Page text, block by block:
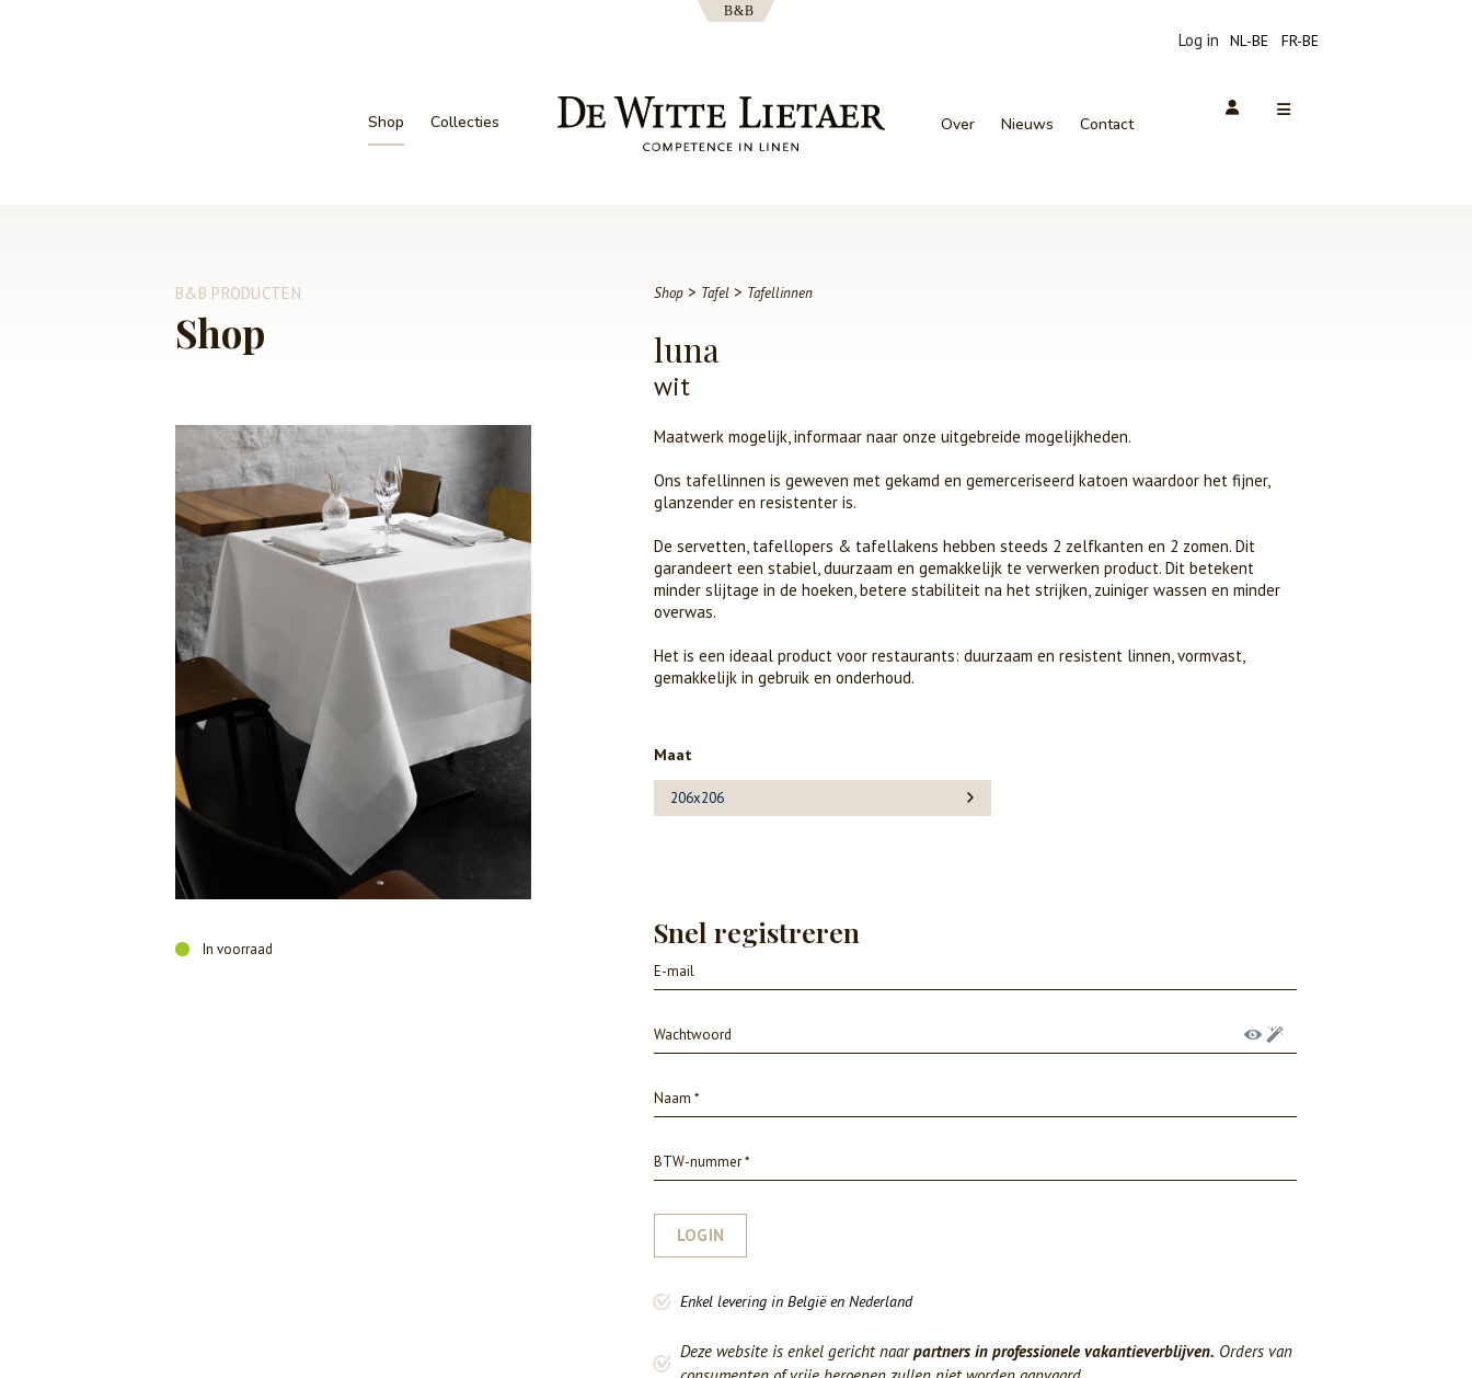
Shop Collecties
Log in NL-BE FR-BE
Over Nieuws Contact
B&B PRODUCTEN
Shop
In voorraad
Shop> Tafel> Tafellinnen
luna
wit
Maatwerk mogelijk, informaar naar onze uitgebreide mogelijkheden.
Ons tafellinnen is geweven met gekamd en gemerceriseerd katoen waardoor het fijner,
glanzender en resistenter is.
De servetten, tafellopers & tafellakens hebben steeds 2 zelfkanten en 2 zomen. Dit
garandeert een stabiel, duurzaam en gemakkelijk te verwerken product. Dit betekent
minder slijtage in de hoeken, betere stabiliteit na het strijken, zuiniger wassen en minder
overwas.
Het is een ideaal product voor restaurants: duurzaam en resistent linnen, vormvast,
gemakkelijk in gebruik en onderhoud.
Maat
206x206
Snel registreren
LOGIN
Enkel levering in België en Nederland
Deze website is enkel gericht naarpartners in professionele vakantieverblijven. Orders van